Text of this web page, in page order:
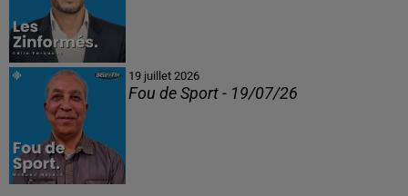
19 juillet 2026
Fou de Sport - 19/07/26